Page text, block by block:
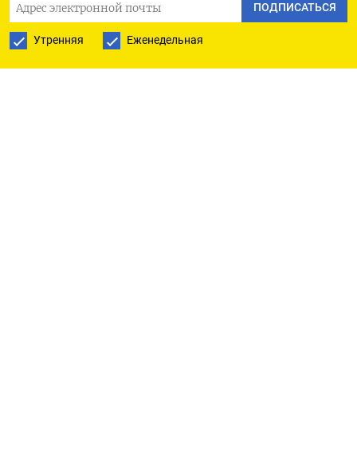
ПОДПИСАТЬСЯ
Утренняя Еженедельная
- В Китае могут выйти данные о вновь выданных
кредитах и денежной массе М2 за август